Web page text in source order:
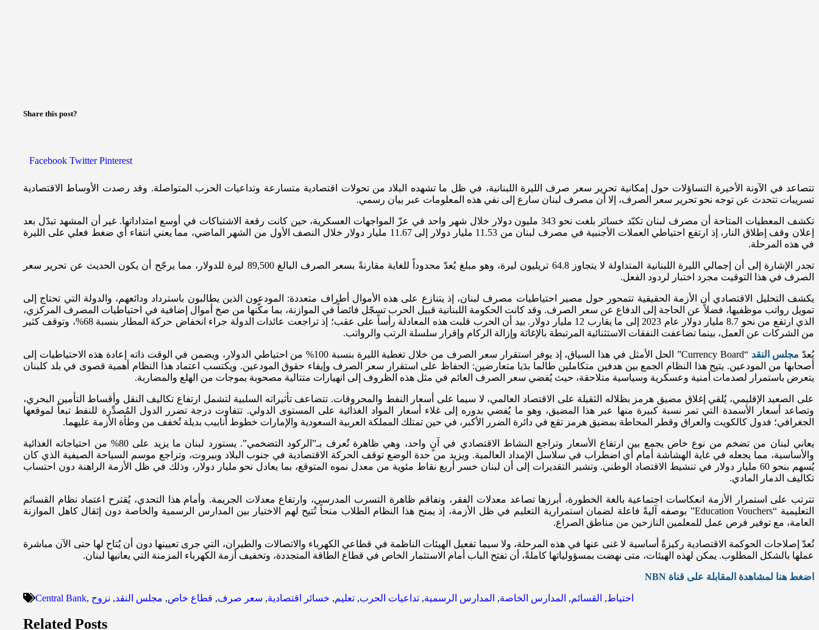
Share this post?
Facebook Twitter Pinterest
تتصاعد في الآونة الأخيرة التساؤلات حول إمكانية تحرير سعر صرف الليرة اللبنانية، في ظل ما تشهده البلاد من تحولات اقتصادية متسارعة وتداعيات الحرب المتواصلة. وقد رصدت الأوساط الاقتصادية
تسريبات تتحدث عن توجه نحو تحرير سعر الصرف، إلا أن مصرف لبنان سارع إلى نفي هذه المعلومات عبر بيان رسمي.
تكشف المعطيات المتاحة أن مصرف لبنان تكبّد خسائر بلغت نحو 343 مليون دولار خلال شهر واحد في عزّ المواجهات العسكرية، حين كانت رقعة الاشتباكات في أوسع امتداداتها. غير أن المشهد تبدّل بعد
إعلان وقف إطلاق النار، إذ ارتفع احتياطي العملات الأجنبية في مصرف لبنان من 11.53 مليار دولار إلى 11.67 مليار دولار خلال النصف الأول من الشهر الماضي، مما يعني انتفاء أي ضغط فعلي على الليرة
في هذه المرحلة.
تجدر الإشارة إلى أن إجمالي الليرة اللبنانية المتداولة لا يتجاوز 64.8 تريليون ليرة، وهو مبلغ يُعدّ محدوداً للغاية مقارنةً بسعر الصرف البالغ 89,500 ليرة للدولار، مما يرجّح أن يكون الحديث عن تحرير سعر
الصرف في هذا التوقيت مجرد اختبار لردود الفعل.
يكشف التحليل الاقتصادي أن الأزمة الحقيقية تتمحور حول مصير احتياطيات مصرف لبنان، إذ يتنازع على هذه الأموال أطراف متعددة: المودعون الذين يطالبون باسترداد ودائعهم، والدولة التي تحتاج إلى
تمويل رواتب موظفيها، فضلاً عن الحاجة إلى الدفاع عن سعر الصرف. وقد كانت الحكومة اللبنانية قبيل الحرب تسجّل فائضاً في الموازنة، بما مكّنها من ضخ أموال إضافية في احتياطيات المصرف المركزي،
الذي ارتفع من نحو 8.7 مليار دولار عام 2023 إلى ما يقارب 12 مليار دولار. بيد أن الحرب قلبت هذه المعادلة رأساً على عقب؛ إذ تراجعت عائدات الدولة جراء انخفاض حركة المطار بنسبة 68%، وتوقف كثير
من الشركات عن العمل، بينما تضاعفت النفقات الاستثنائية المرتبطة بالإغاثة وإزالة الركام وإقرار سلسلة الرتب والرواتب.
يُعدّ مجلس النقد
“Currency Board” الحل الأمثل في هذا السياق، إذ يوفر استقرار سعر الصرف من خلال تغطية الليرة بنسبة 100% من احتياطي الدولار، ويضمن في الوقت ذاته إعادة هذه الاحتياطيات إلى
أصحابها من المودعين. يتيح هذا النظام الجمع بين هدفين متكاملين طالما بدَيا متعارضين: الحفاظ على استقرار سعر الصرف وإيفاء حقوق المودعين. ويكتسب اعتماد هذا النظام أهمية قصوى في بلد كلبنان
يتعرض باستمرار لصدمات أمنية وعسكرية وسياسية متلاحقة، حيث يُفضي سعر الصرف العائم في مثل هذه الظروف إلى انهيارات متتالية مصحوبة بموجات من الهلع والمضاربة.
على الصعيد الإقليمي، يُلقي إغلاق مضيق هرمز بظلاله الثقيلة على الاقتصاد العالمي، لا سيما على أسعار النفط والمحروقات. تتضاعف تأثيراته السلبية لتشمل ارتفاع تكاليف النقل وأقساط التأمين البحري،
وتصاعد أسعار الأسمدة التي تمر نسبة كبيرة منها عبر هذا المضيق، وهو ما يُفضي بدوره إلى غلاء أسعار المواد الغذائية على المستوى الدولي. تتفاوت درجة تضرر الدول المُصدِّرة للنفط تبعاً لموقعها
الجغرافي؛ فدول كالكويت والعراق وقطر المحاطة بمضيق هرمز تقع في دائرة الضرر الأكبر، في حين تمتلك المملكة العربية السعودية والإمارات خطوط أنابيب بديلة تُخفف من وطأة الأزمة عليهما.
يعاني لبنان من تضخم من نوع خاص يجمع بين ارتفاع الأسعار وتراجع النشاط الاقتصادي في آنٍ واحد، وهي ظاهرة تُعرف بـ”الركود التضخمي”. يستورد لبنان ما يزيد على 80% من احتياجاته الغذائية
والأساسية، مما يجعله في غاية الهشاشة أمام أي اضطراب في سلاسل الإمداد العالمية. ويزيد من حدة الوضع توقف الحركة الاقتصادية في جنوب البلاد وبيروت، وتراجع موسم السياحة الصيفية الذي كان
يُسهم بنحو 60 مليار دولار في تنشيط الاقتصاد الوطني. وتشير التقديرات إلى أن لبنان خسر أربع نقاط مئوية من معدل نموه المتوقع، بما يعادل نحو مليار دولار، وذلك في ظل الأزمة الراهنة دون احتساب
تكاليف الدمار المادي.
تترتب على استمرار الأزمة انعكاسات اجتماعية بالغة الخطورة، أبرزها تصاعد معدلات الفقر، وتفاقم ظاهرة التسرب المدرسي، وارتفاع معدلات الجريمة. وأمام هذا التحدي، يُقترح اعتماد نظام القسائم
التعليمية “Education Vouchers” بوصفه آليةً فاعلة لضمان استمرارية التعليم في ظل الأزمة، إذ يمنح هذا النظام الطلاب منحاً تُتيح لهم الاختيار بين المدارس الرسمية والخاصة دون إثقال كاهل الموازنة
العامة، مع توفير فرص عمل للمعلمين النازحين من مناطق الصراع.
تُعدّ إصلاحات الحوكمة الاقتصادية ركيزةً أساسية لا غنى عنها في هذه المرحلة، ولا سيما تفعيل الهيئات الناظمة في قطاعي الكهرباء والاتصالات والطيران، التي جرى تعيينها دون أن يُتاح لها حتى الآن مباشرة
عملها بالشكل المطلوب. يمكن لهذه الهيئات، متى نهضت بمسؤولياتها كاملةً، أن تفتح الباب أمام الاستثمار الخاص في قطاع الطاقة المتجددة، وتخفيف أزمة الكهرباء المزمنة التي يعانيها لبنان.
اضغط هنا لمشاهدة المقابلة على قناة NBN
Central Bank, احتياط, القسائم, المدارس الخاصة, المدارس الرسمية, تداعيات الحرب, تعليم, خسائر اقتصادية, سعر صرف, قطاع خاص, مجلس النقد, نزوح
Related Posts